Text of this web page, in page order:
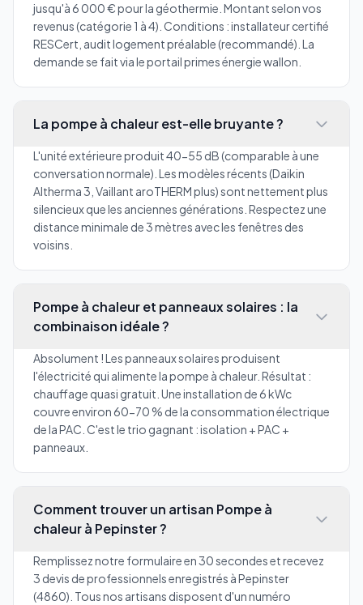
jusqu'à 6 000 € pour la géothermie. Montant selon vos
revenus (catégorie 1 à 4). Conditions : installateur certifié
RESCert, audit logement préalable (recommandé). La
demande se fait via le portail primes énergie wallon.
La pompe à chaleur est-elle bruyante ?
L'unité extérieure produit 40-55 dB (comparable à une
conversation normale). Les modèles récents (Daikin
Altherma 3, Vaillant aroTHERM plus) sont nettement plus
silencieux que les anciennes générations. Respectez une
distance minimale de 3 mètres avec les fenêtres des
voisins.
Pompe à chaleur et panneaux solaires : la
combinaison idéale ?
Absolument ! Les panneaux solaires produisent
l'électricité qui alimente la pompe à chaleur. Résultat :
chauffage quasi gratuit. Une installation de 6 kWc
couvre environ 60-70 % de la consommation électrique
de la PAC. C'est le trio gagnant : isolation + PAC +
panneaux.
Comment trouver un artisan Pompe à
chaleur à Pepinster ?
Remplissez notre formulaire en 30 secondes et recevez
3 devis de professionnels enregistrés à Pepinster
(4860). Tous nos artisans disposent d'un numéro